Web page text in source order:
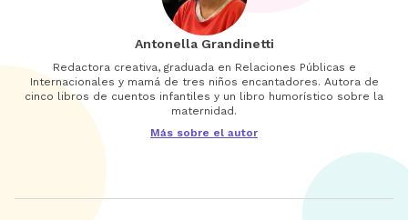
Antonella Grandinetti
Redactora creativa, graduada en Relaciones Públicas e
Internacionales y mamá de tres niños encantadores. Autora de
cinco libros de cuentos infantiles y un libro humorístico sobre la
maternidad.
Más sobre el autor